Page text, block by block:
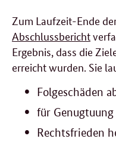
Zum Laufzeit-Ende
Abschlussbericht
Ergebnis, dass die
erreicht wurden. Sie
Folgeschäden
für
Rechtsfrieden